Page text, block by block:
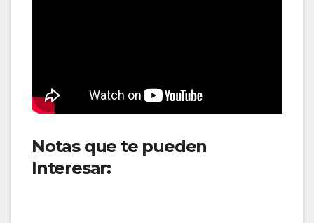
Notas que te pueden
Interesar: